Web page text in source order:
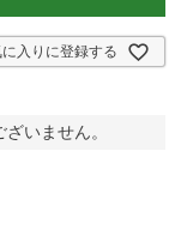
に入りに登録する
いません。